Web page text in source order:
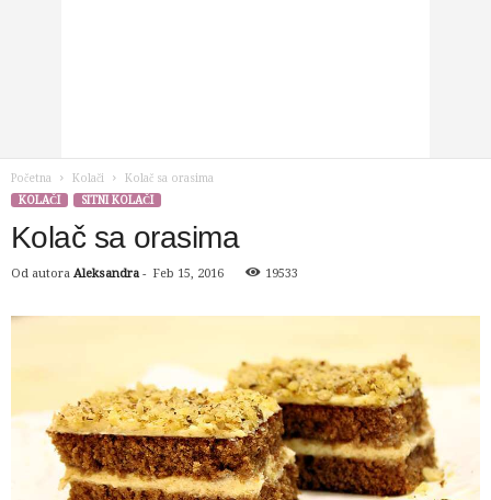
Početna Kolači
Kolač sa orasima
KOLAČI
SITNI KOLAČI
Kolač sa orasima
Od autora Aleksandra - Feb 15, 2016 19533